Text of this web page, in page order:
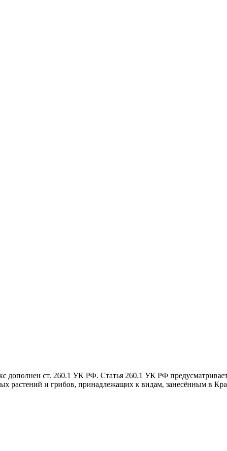
дополнен ст. 260.1 УК РФ. Статья 260.1 УК РФ
растений и грибов, принадлежащих к видам, занесённым в